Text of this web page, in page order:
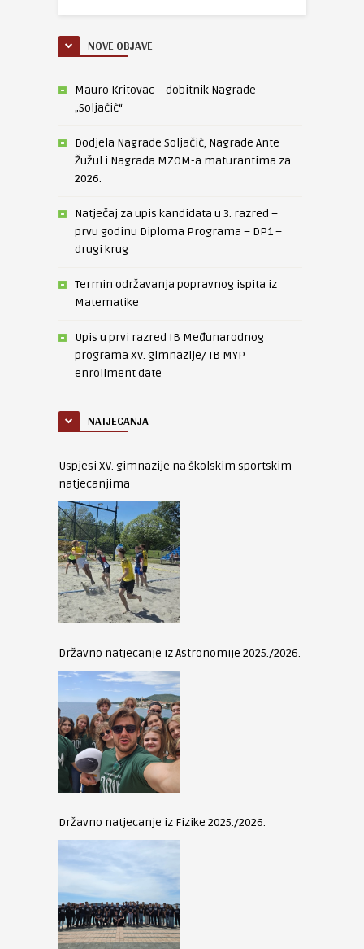
NOVE OBJAVE
Mauro Kritovac – dobitnik Nagrade
„Soljačić“
Dodjela Nagrade Soljačić, Nagrade Ante
Žužul i Nagrada MZOM-a maturantima za
2026.
Natječaj za upis kandidata u 3. razred –
prvu godinu Diploma Programa – DP1 –
drugi krug
Termin održavanja popravnog ispita iz
Matematike
Upis u prvi razred IB Međunarodnog
programa XV. gimnazije/ IB MYP
enrollment date
NATJECANJA
Uspjesi XV. gimnazije na školskim sportskim
natjecanjima
Državno natjecanje iz Astronomije 2025./2026.
Državno natjecanje iz Fizike 2025./2026.